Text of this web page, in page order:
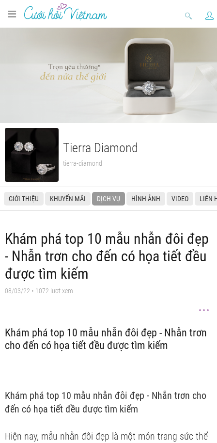
Tierra Diamond
tierra-diamond
GIỚI THIỆU KHUYẾN MÃI DỊCH VỤ HÌNH ẢNH VIDEO LIÊN
Khám phá top 10 mẫu nhẫn đôi đẹp
- Nhẫn trơn cho đến có họa tiết đều
được tìm kiếm
08/03/22 • 1072 lượt xem
Khám phá top 10 mẫu nhẫn đôi đẹp - Nhẫn trơn
cho đến có họa tiết đều được tìm kiếm
Khám phá top 10 mẫu nhẫn đôi đẹp - Nhẫn trơn cho
đến có họa tiết đều được tìm kiếm
Hiện nay, mẫu nhẫn đôi đẹp là một món trang sức thể